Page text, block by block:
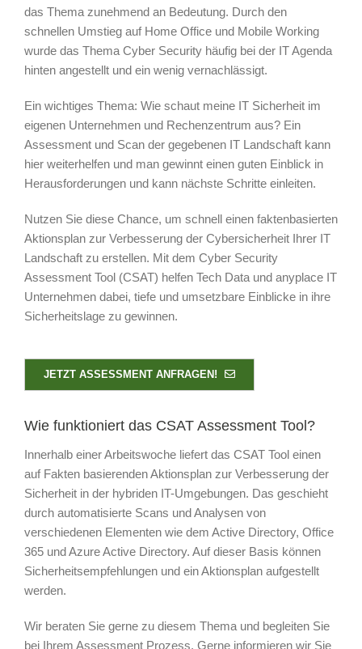
das Thema zunehmend an Bedeutung. Durch den
schnellen Umstieg auf Home Office und Mobile Working
wurde das Thema Cyber Security häufig bei der IT Agenda
hinten angestellt und ein wenig vernachlässigt.
Ein wichtiges Thema: Wie schaut meine IT Sicherheit im
eigenen Unternehmen und Rechenzentrum aus? Ein
Assessment und Scan der gegebenen IT Landschaft kann
hier weiterhelfen und man gewinnt einen guten Einblick in
Herausforderungen und kann nächste Schritte einleiten.
Nutzen Sie diese Chance, um schnell einen faktenbasierten
Aktionsplan zur Verbesserung der Cybersicherheit Ihrer IT
Landschaft zu erstellen. Mit dem Cyber Security
Assessment Tool (CSAT) helfen Tech Data und anyplace IT
Unternehmen dabei, tiefe und umsetzbare Einblicke in ihre
Sicherheitslage zu gewinnen.
JETZT ASSESSMENT ANFRAGEN!
Wie funktioniert das CSAT Assessment Tool?
Innerhalb einer Arbeitswoche liefert das CSAT Tool einen
auf Fakten basierenden Aktionsplan zur Verbesserung der
Sicherheit in der hybriden IT-Umgebungen. Das geschieht
durch automatisierte Scans und Analysen von
verschiedenen Elementen wie dem Active Directory, Office
365 und Azure Active Directory. Auf dieser Basis können
Sicherheitsempfehlungen und ein Aktionsplan aufgestellt
werden.
Wir beraten Sie gerne zu diesem Thema und begleiten Sie
bei Ihrem Assessment Prozess. Gerne informieren wir Sie